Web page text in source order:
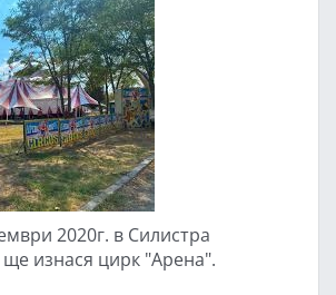
2020г. в Силистра
изнася цирк "Арена".